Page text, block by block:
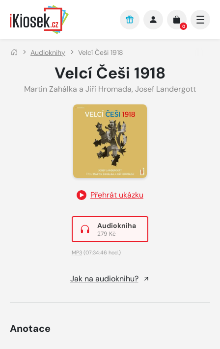
Přejít na hlavní obsah
0
Audioknihy Velcí Češi 1918
Velcí Češi 1918
Martin Zahálka a Jiří Hromada, Josef Landergott
Přehrát ukázku
Audiokniha
279 Kč
MP3 (07:34:46 hod.)
Jak na audioknihu?
Anotace